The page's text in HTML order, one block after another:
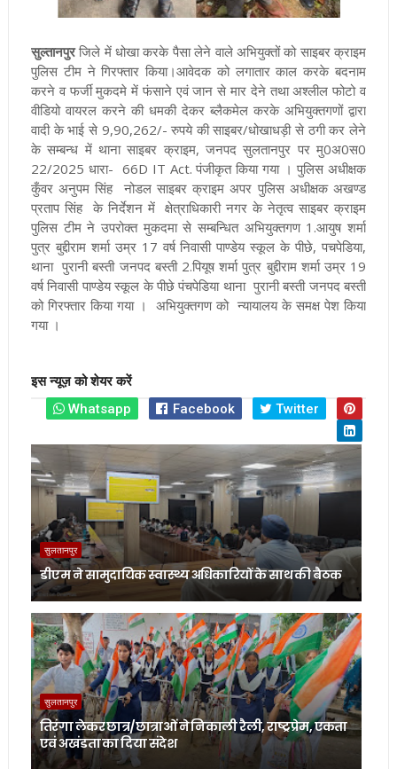
सुल्तानपुरजिले में धोखा करके पैसा लेने वाले अभियुक्तों को साइबर क्राइम
पुलिस टीम ने गिरफ्तार किया।आवेदक को लगातार काल करके बदनाम
करने व फर्जी मुकदमे में फंसाने एवं जान से मार देने तथा अश्लील फोटो व
वीडियो वायरल करने की धमकी देकर ब्लैकमेल करके अभियुक्तगणों द्वारा
वादी के भाई से 9,90,262/- रुपये की साइबर/धोखाधड़ी से ठगी कर लेने
के सम्बन्ध में थाना साइबर क्राइम, जनपद सुलतानपुर पर मु0अ0स0
22/2025 धारा- 66D IT Act. पंजीकृत किया गया । पुलिस अधीक्षक
कुँवर अनुपम सिंह नोडल साइबर क्राइम अपर पुलिस अधीक्षक अखण्ड
प्रताप सिंह के निर्देशन में क्षेत्राधिकारी नगर के नेतृत्व साइबर क्राइम
पुलिस टीम ने उपरोक्त मुकदमा से सम्बन्धित अभियुक्तगण 1.आयुष शर्मा
पुत्र बुद्दीराम शर्मा उम्र 17 वर्ष निवासी पाण्डेय स्कूल के पीछे, पचपेडिया,
थाना पुरानी बस्ती जनपद बस्ती 2.पियूष शर्मा पुत्र बुद्दीराम शर्मा उम्र 19
वर्ष निवासी पाण्डेय स्कूल के पीछे पंचपेडिया थाना पुरानी बस्ती जनपद बस्ती
को गिरफ्तार किया गया । अभियुक्तगण को न्यायालय के समक्ष पेश किया
गया ।
इस न्यूज़ को शेयर करें
Whatsapp
Facebook Twitter
सुलतानपुर
डीएम ने सामुदायिक स्वास्थ्य अधिकारियों के साथ की बैठक
सुलतानपुर
तिरंगा लेकर छात्र/छात्राओं ने निकाली रैली, राष्ट्रप्रेम, एकता
एवं अखंडता का दिया संदेश